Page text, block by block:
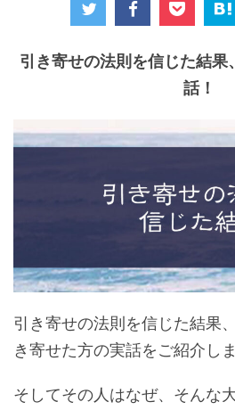
引き寄せの法則を信じた結果
話！
引き寄せの法則を信じた結果
き寄せた方の実話をご紹介しま
そしてその人はなぜ、そんな